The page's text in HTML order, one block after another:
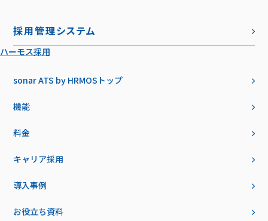
採用管理システム
ハーモス採用
sonar ATS by HRMOS トップ
機能
料金
キャリア採用
導入事例
お役立ち資料